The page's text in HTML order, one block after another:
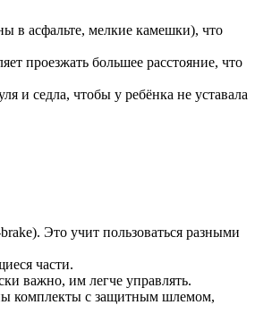
в асфальте, мелкие камешки), что
проезжать большее расстояние, что
и седла, чтобы у ребёнка не уставала
Это учит пользоваться разными
части.
важно, им легче управлять.
комплекты с защитным шлемом,